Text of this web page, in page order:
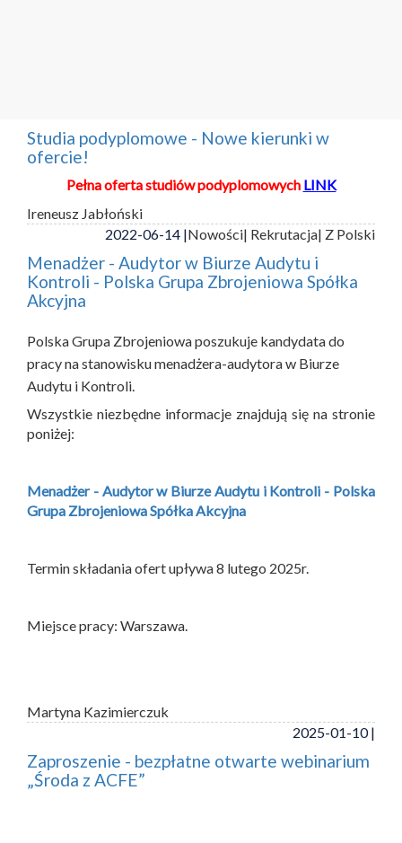
Studia podyplomowe - Nowe kierunki w
ofercie!
Pełna oferta studiów podyplomowych LINK
Ireneusz Jabłoński
2022-06-14 |Nowości| Rekrutacja| Z Polski
Menadżer - Audytor w Biurze Audytu i
Kontroli - Polska Grupa Zbrojeniowa Spółka
Akcyjna
Polska Grupa Zbrojeniowa poszukuje kandydata do
pracy na stanowisku menadżera-audytora w Biurze
Audytu i Kontroli.
Wszystkie niezbędne informacje znajdują się na stronie
poniżej:
Menadżer - Audytor w Biurze Audytu i Kontroli - Polska
Grupa Zbrojeniowa Spółka Akcyjna
Termin składania ofert upływa 8 lutego 2025r.
Miejsce pracy: Warszawa.
Martyna Kazimierczuk
2025-01-10 |
Zaproszenie - bezpłatne otwarte webinarium
„Środa z ACFE”